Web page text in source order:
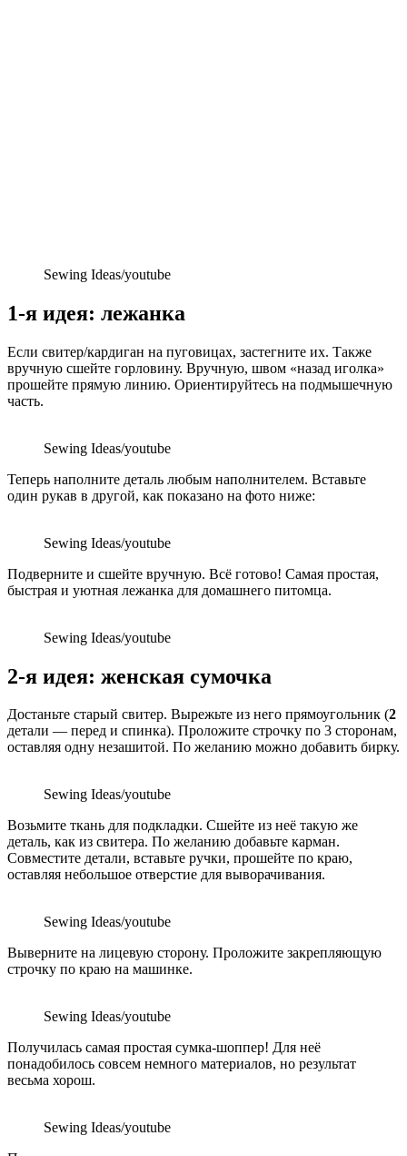
Sewing Ideas/youtube
1-я идея: лежанка
Если свитер/кардиган на пуговицах, застегните их. Также
вручную сшейте горловину. Вручную, швом «назад иголка»
прошейте прямую линию. Ориентируйтесь на подмышечную
часть.
Sewing Ideas/youtube
Теперь наполните деталь любым наполнителем. Вставьте
один рукав в другой, как показано на фото ниже:
Sewing Ideas/youtube
Подверните и сшейте вручную. Всё готово! Самая простая,
быстрая и уютная лежанка для домашнего питомца.
Sewing Ideas/youtube
2-я идея: женская сумочка
Достаньте старый свитер. Вырежьте из него прямоугольник (2
детали — перед и спинка). Проложите строчку по 3 сторонам,
оставляя одну незашитой. По желанию можно добавить бирку.
Sewing Ideas/youtube
Возьмите ткань для подкладки. Сшейте из неё такую же
деталь, как из свитера. По желанию добавьте карман.
Совместите детали, вставьте ручки, прошейте по краю,
оставляя небольшое отверстие для выворачивания.
Sewing Ideas/youtube
Выверните на лицевую сторону. Проложите закрепляющую
строчку по краю на машинке.
Sewing Ideas/youtube
Получилась самая простая сумка-шоппер! Для неё
понадобилось совсем немного материалов, но результат
весьма хорош.
Sewing Ideas/youtube